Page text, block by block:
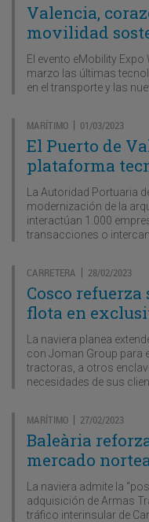
Valencia,
movilidad
El evento eMobility
marzo las últimas
en el transporte y las
MARÍTIMO | 01/03/2023
El Puerto de
plataforma
La Autoridad Portuaria
modernización de la
interactúan 1.000
transacciones o
CARRETERA | 28/02/2023
Cosco
flota en
La naviera planea
con Joman Group para
tractoras, a otros
necesidades de sus
MARÍTIMO | 27/02/2023
Baleària
mercado
La naviera admite la
adquisición de Armas
tráfico interinsular de